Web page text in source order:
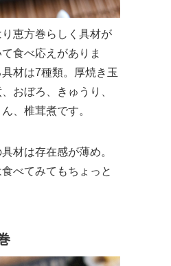
恵方巻らしく具材が
食べ応えがありま
材は7種類。厚焼き玉
おぼろ、きゅうり、
、椎茸煮です。
材は存在感が薄め。
べてみてもちょっと